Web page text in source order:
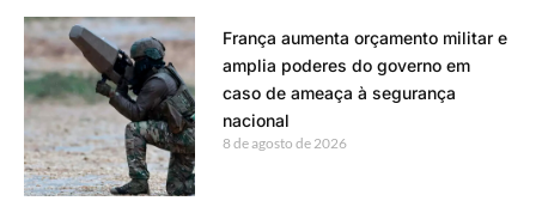
França aumenta orçamento militar e
amplia poderes do governo em
caso de ameaça à segurança
nacional
8 de agosto de 2026